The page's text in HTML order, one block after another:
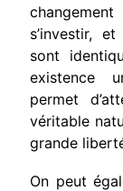
s’investir,
sont
existence
permet
véritable
grande
On peut